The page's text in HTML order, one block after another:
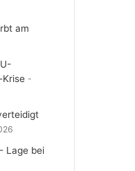
am
Lage bei